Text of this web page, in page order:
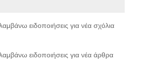
ειδοποιήσεις για νέα σχόλια
ειδοποιήσεις για νέα άρθρα